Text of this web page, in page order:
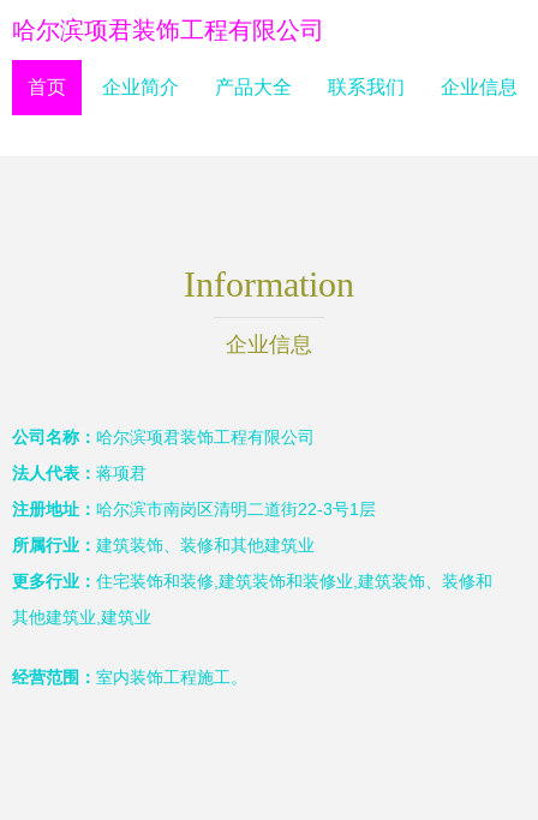
哈尔滨项君装饰工程有限公司
首页 企业简介 产品大全 联系我们 企业信息
Information
企业信息
公司名称： 哈尔滨项君装饰工程有限公司
法人代表： 蒋项君
注册地址： 哈尔滨市南岗区清明二道街22-3号1层
所属行业： 建筑装饰、装修和其他建筑业
更多行业： 住宅装饰和装修,建筑装饰和装修业,建筑装饰、装修和
其他建筑业,建筑业
经营范围： 室内装饰工程施工。